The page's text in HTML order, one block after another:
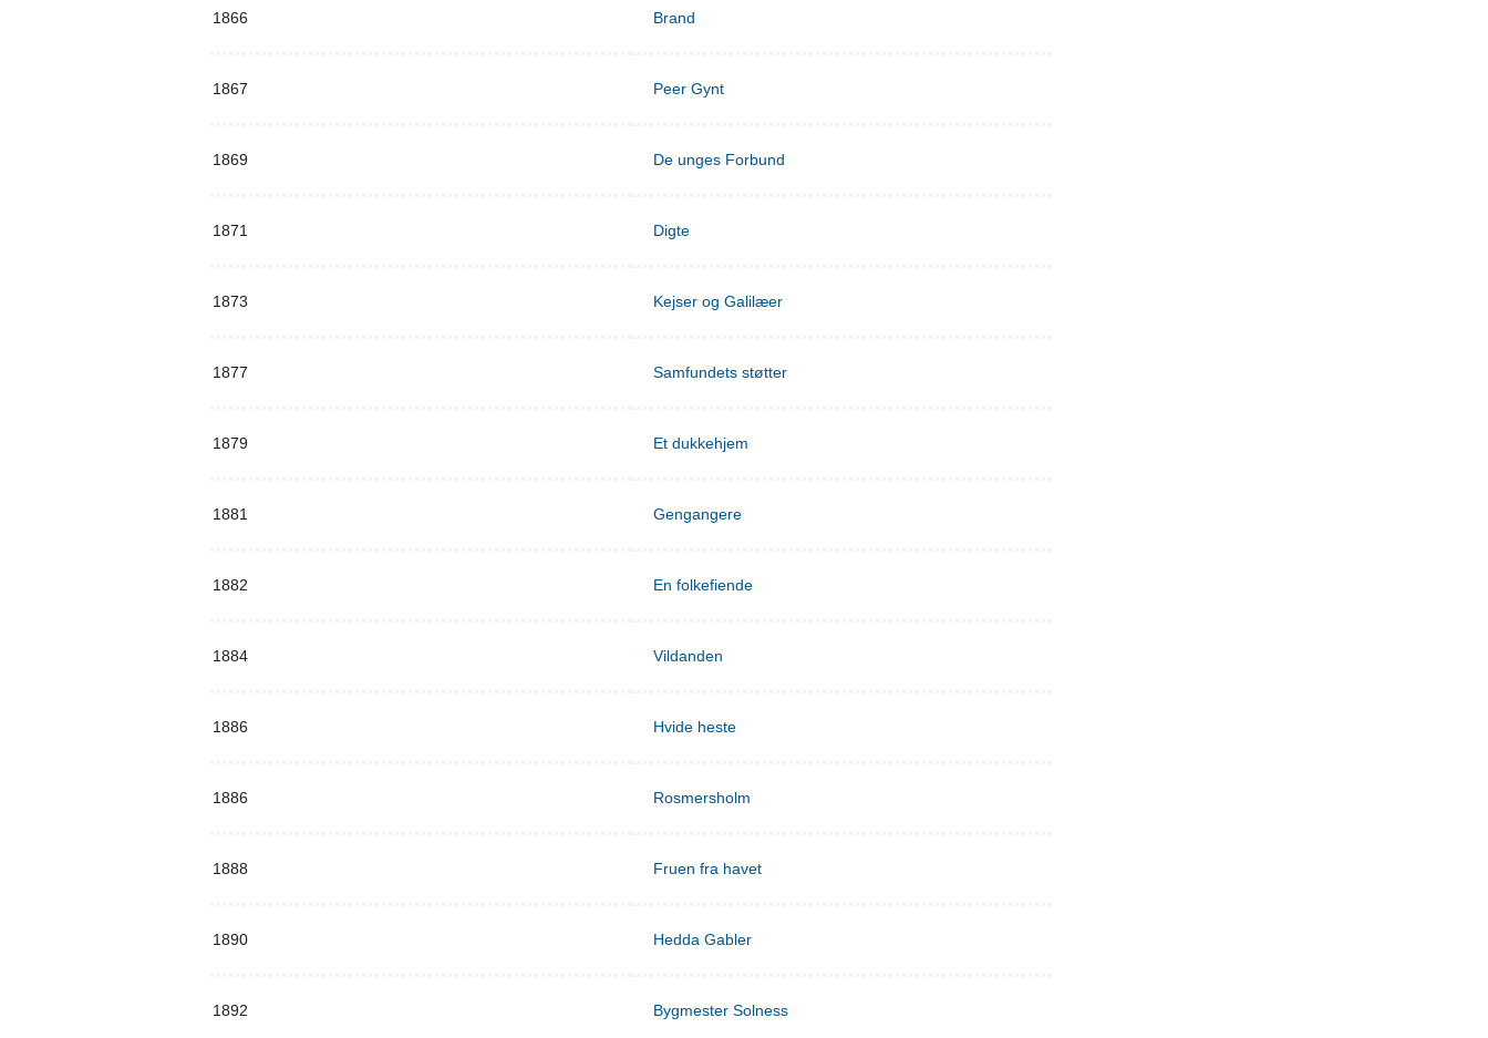
1866 Brand
1867 Peer Gynt
1869 De unges Forbund
1871 Digte
1873 Kejser og Galilæer
1877 Samfundets støtter
1879 Et dukkehjem
1881 Gengangere
1882 En folkefiende
1884 Vildanden
1886 Hvide heste
1886 Rosmersholm
1888 Fruen fra havet
1890 Hedda Gabler
1892 Bygmester Solness